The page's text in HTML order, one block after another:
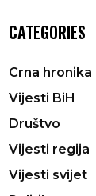
CATEGORIES
Crna hronika
Vijesti BiH
Društvo
Vijesti regija
Vijesti svijet